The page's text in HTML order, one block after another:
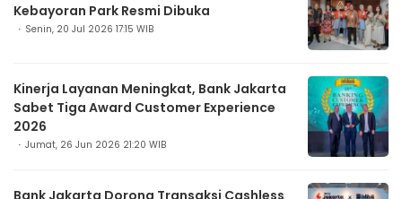
Kebayoran Park Resmi Dibuka
Senin, 20 Jul 2026 17:15 WIB
Kinerja Layanan Meningkat, Bank Jakarta
Sabet Tiga Award Customer Experience
2026
Jumat, 26 Jun 2026 21:20 WIB